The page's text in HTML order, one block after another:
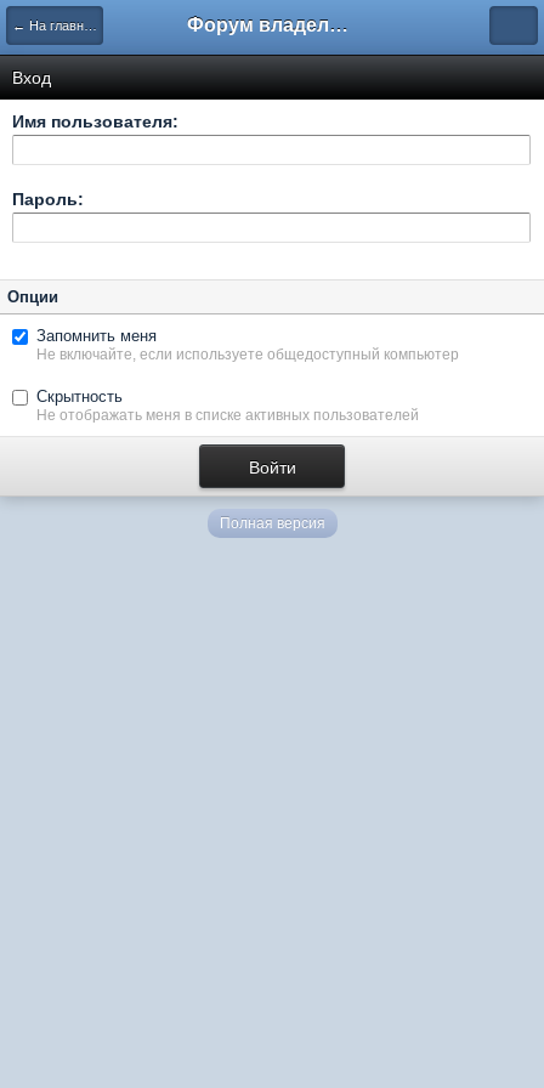
← На главную Форум владельцев интернет-магазинов
Вход
Имя пользователя:
Пароль:
Опции
Запомнить меня
Не включайте, если используете общедоступный компьютер
Скрытность
Не отображать меня в списке активных пользователей
Полная версия